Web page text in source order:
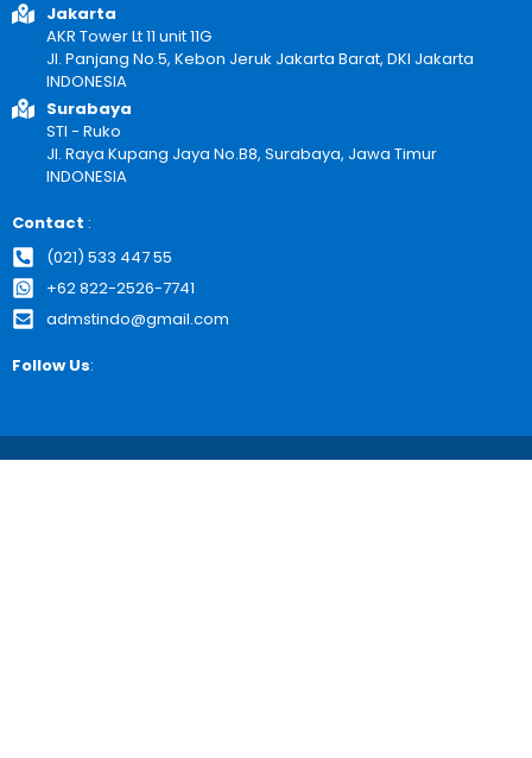
Jakarta
AKR Tower Lt 11 unit 11G
Jl. Panjang No.5, Kebon Jeruk Jakarta Barat, DKI Jakarta
INDONESIA
Surabaya
STI - Ruko
Jl. Raya Kupang Jaya No.B8, Surabaya, Jawa Timur
INDONESIA
Contact :
(021) 533 447 55
+62 822-2526-7741
admstindo@gmail.com
Follow Us: